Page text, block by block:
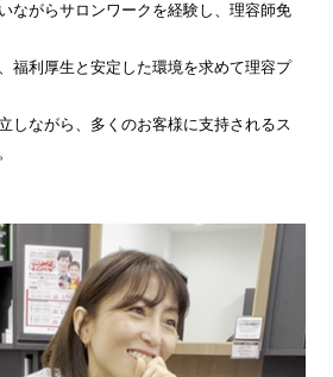
ながらサロンワークを経験し、理容師免
福利厚生と安定した環境を求めて理容プ
しながら、多くのお客様に支持されるス